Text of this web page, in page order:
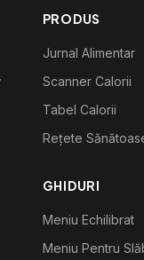
PRODUS
Jurnal Alimentar
Scanner Calorii
Tabel Calorii
Rețete
GHIDURI
Meniu Echilibrat
Meniu Pentru